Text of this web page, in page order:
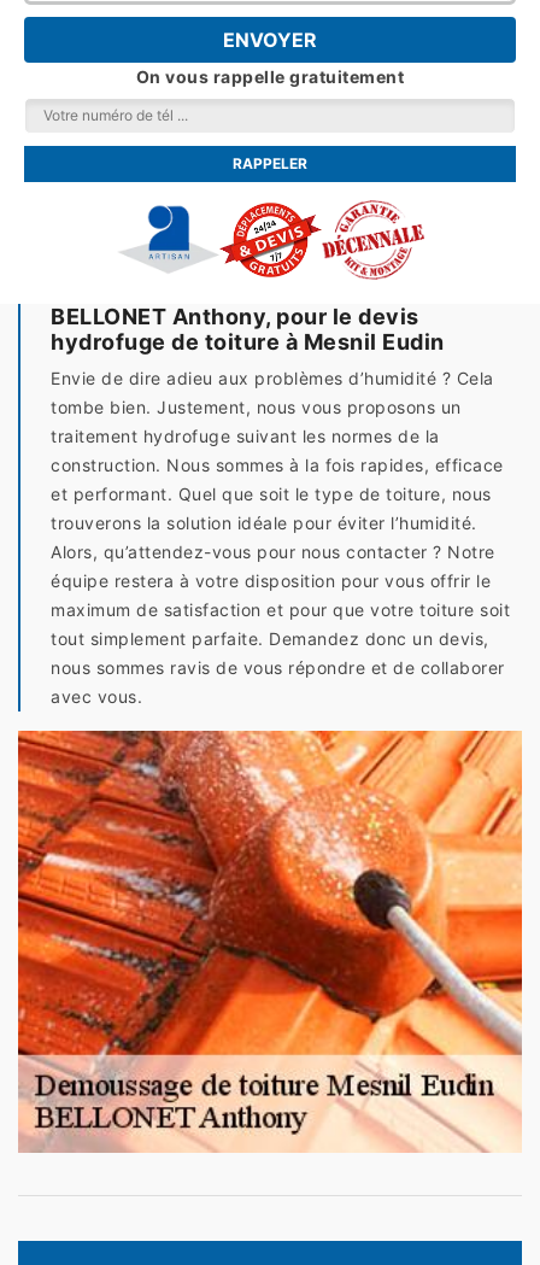
On vous rappelle gratuitement
BELLONET Anthony, pour le devis
hydrofuge de toiture à Mesnil Eudin
Envie de dire adieu aux problèmes d’humidité ? Cela
tombe bien. Justement, nous vous proposons un
traitement hydrofuge suivant les normes de la
construction. Nous sommes à la fois rapides, efficace
et performant. Quel que soit le type de toiture, nous
trouverons la solution idéale pour éviter l’humidité.
Alors, qu’attendez-vous pour nous contacter ? Notre
équipe restera à votre disposition pour vous offrir le
maximum de satisfaction et pour que votre toiture soit
tout simplement parfaite. Demandez donc un devis,
nous sommes ravis de vous répondre et de collaborer
avec vous.